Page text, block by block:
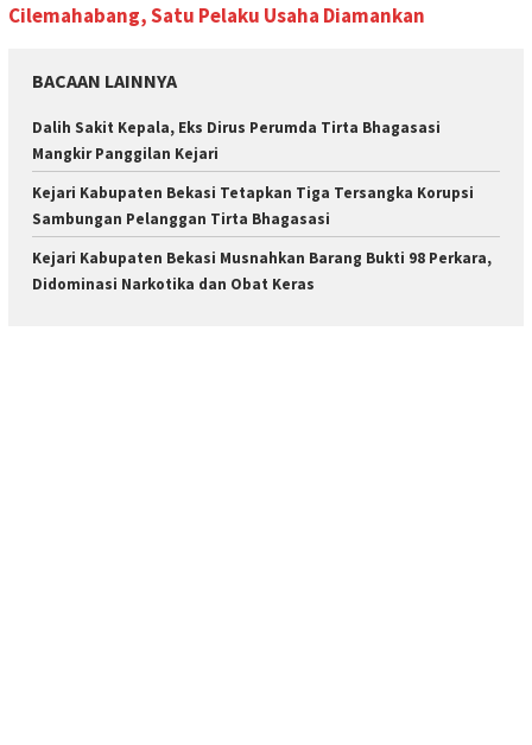
Cilemahabang, Satu Pelaku Usaha Diamankan
BACAAN LAINNYA
Dalih Sakit Kepala, Eks Dirus Perumda Tirta Bhagasasi
Mangkir Panggilan Kejari
Kejari Kabupaten Bekasi Tetapkan Tiga Tersangka Korupsi
Sambungan Pelanggan Tirta Bhagasasi
Kejari Kabupaten Bekasi Musnahkan Barang Bukti 98 Perkara,
Didominasi Narkotika dan Obat Keras